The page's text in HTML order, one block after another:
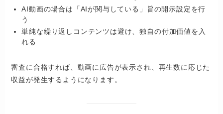
AI動画の場合は「AIが関与している」旨の開示設定を行
う
単純な繰り返しコンテンツは避け、独自の付加価値を入
れる
審査に合格すれば、動画に広告が表示され、再生数に応じた
収益が発生するようになります。